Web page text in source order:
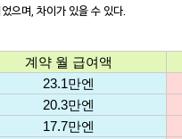
으며, 차이가 있을 수 있다.
계약 월 급여액
23.1만엔
20.3만엔
17.7만엔